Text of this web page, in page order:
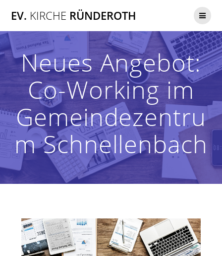
Inhalt
EV. KIRCHE RÜNDEROTH
Neues Angebot:
Co-Working im
Gemeindezentru
m Schnellenbach